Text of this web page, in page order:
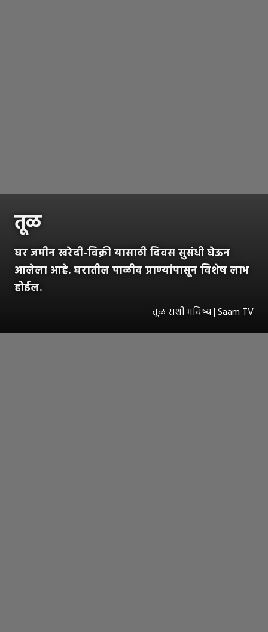
तूळ
घर जमीन खरेदी-विक्री यासाठी दिवस सुसंधी घेऊन
आलेला आहे. घरातील पाळीव प्राण्यांपासून विशेष लाभ
होईल.
तूळ राशी भविष्य | Saam TV